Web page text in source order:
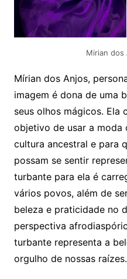
Mirian dos
Mírian dos Anjos,
imagem é dona de uma
seus olhos mágicos. Ela
objetivo de usar a moda
cultura ancestral e para
possam se sentir
turbante para ela é
vários povos, além de
beleza e praticidade no
perspectiva
turbante representa a
orgulho de nossas raízes.